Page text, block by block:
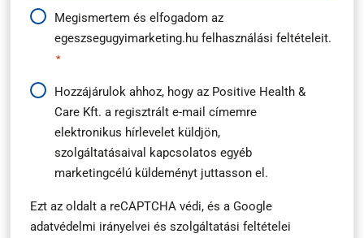
Adatkezelési
útmutató
Megismertem és elfogadom az
egeszsegugyimarketing.hu felhasználási feltételeit.
*
Hírlevél
feliratkozás
Hozzájárulok ahhoz, hogy az Positive Health &
Care Kft. a regisztrált e-mail címemre
elektronikus hírlevelet küldjön,
szolgáltatásaival kapcsolatos egyéb
marketingcélú küldeményt juttasson el.
Ezt az oldalt a reCAPTCHA védi, és a Google
adatvédelmi irányelvei és szolgáltatási feltételei